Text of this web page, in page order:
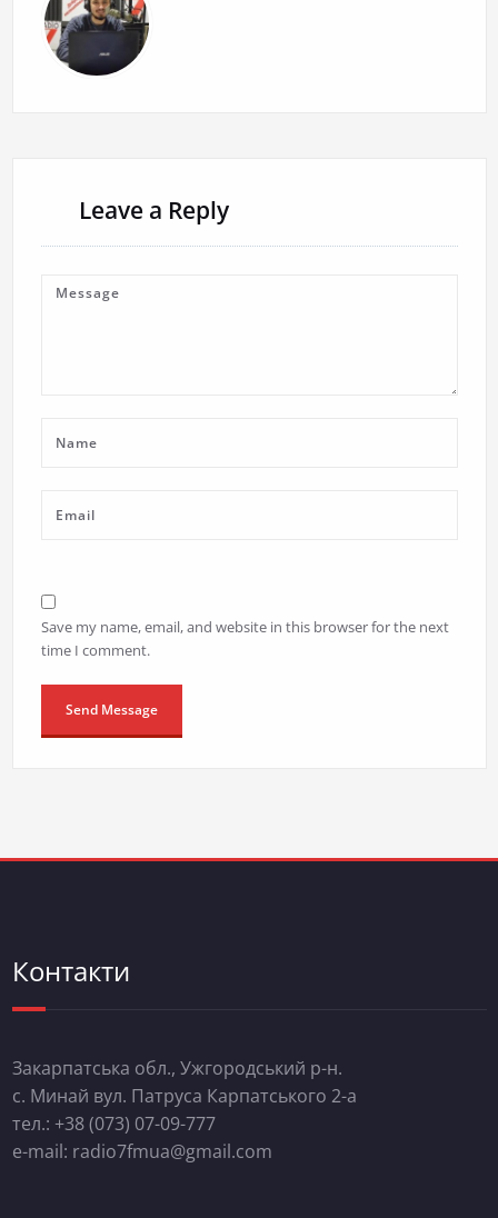
Leave a Reply
Save my name, email, and website in this browser for the next
time I comment.
Контакти
Закарпатська обл., Ужгородський р-н.
с. Минай вул. Патруса Карпатського 2-а
тел.: +38 (073) 07-09-777
e-mail: radio7fmua@gmail.com